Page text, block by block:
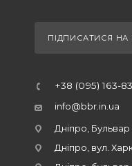
ПІДПИСАТИСЯ НА
+38 (095) 163-
info@bbr.in.ua
Дніпро,
Дніпро, вул.